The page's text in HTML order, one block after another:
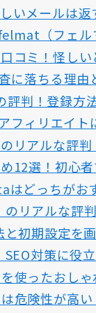
いメールは
（フェ
コミ！怪しい
に落ちる理
判！登録方
フィリエイ
リアルな評
12選！初心
どっちがお
リアルな評
初期設定を
対策に役
使ったおし
危険性が高